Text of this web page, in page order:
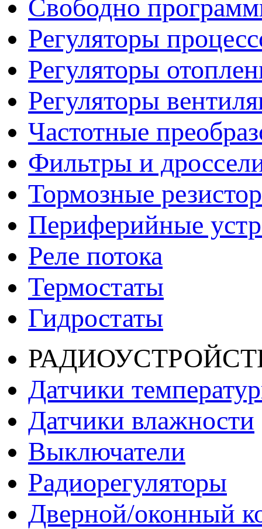
Свободно
Регуляторы
Регуляторы
Регуляторы
Частотные
Фильтры и
Тормозные
Периферийные
Реле потока
Термостаты
Гидростаты
Датчики
Датчики влажности
Выключатели
Радиорегуляторы
Дверной/оконный